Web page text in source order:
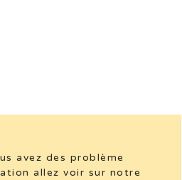
avez des problème
allez voir sur notre